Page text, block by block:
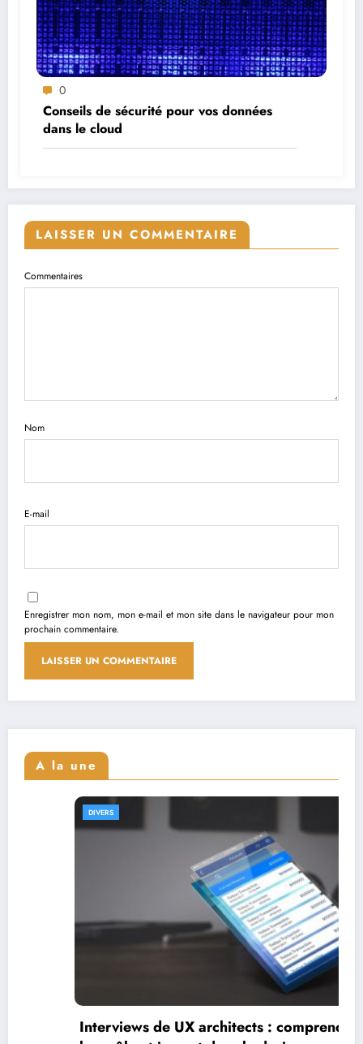
0
Conseils de sécurité pour vos données
dans le cloud
LAISSER UN COMMENTAIRE
Commentaires
Nom
E-mail
Enregistrer mon nom, mon e-mail et mon site dans le navigateur pour mon
prochain commentaire.
A la une
: comprendre
Interviews de full
leur parcours et